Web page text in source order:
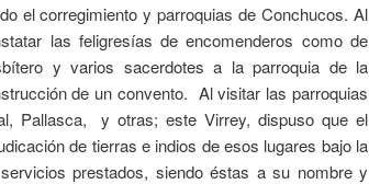
el corregimiento y parroquias de Conchucos. Al
las feligresías de encomenderos como de
y varios sacerdotes a la parroquia de la
de un convento. Al visitar las parroquias
Pallasca,
y otras; este Virrey, dispuso que el
de tierras e indios de esos lugares bajo la
prestados, siendo éstas a su nombre y